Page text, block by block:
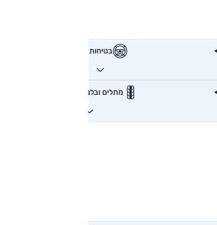
בטיחות
מתלים ובלמים